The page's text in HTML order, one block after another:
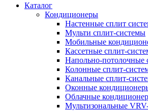
Каталог
Кондиционеры
Настенные сплит
Мульти сплит-системы
Мобильные
Кассетные сплит-
Напольно-потолочные
Колонные сплит-
Канальные сплит-
Оконные
Облачные
Мультизональные